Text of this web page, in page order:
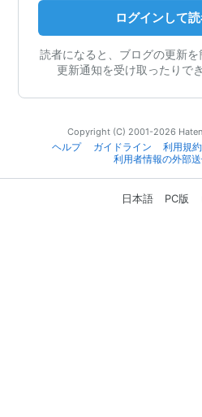
ログインして
読者になると、ブログの更新を
更新通知を受け取ったりで
Copyright (C) 2001-2026
ヘルプ
ガイドライン 利用規約
利用者情報の外部
日本語 PC版